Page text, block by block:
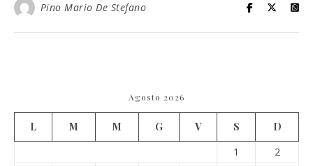
Pino Mario De Stefano
Agosto 2026
L M M G V S
D
1
2